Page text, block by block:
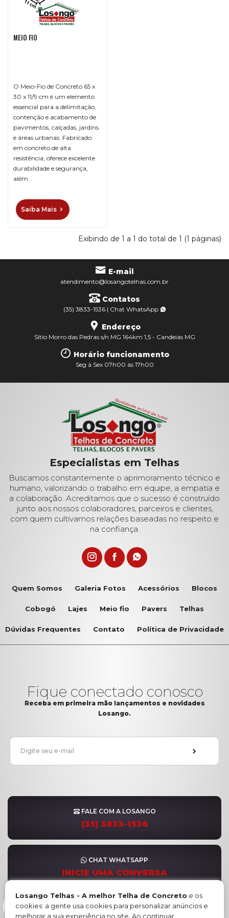
COBOGÓ
LAJES
PAVERS
TELHAS
MEIO FIO
O Meio-Fio de Concreto 65 x
30 x 11/9 cm é um elemento
essencial para a delimitação,
contenção e acabamento de
pavimentos, calçadas, jardins
e áreas urbanas. Fabricado
em concreto de alta
resistência, oferece excelente
durabilidade e segurança,
além ..
Saiba Mais
Exibindo de 1 a 1 do total de 1 (1 páginas)
E-mail
atendimento@losangotelhas.com.br
Contatos
(35) 3833-1536 | Chat WhatsApp
Endereço
Sítio Morro das Pedras s/n MG 164km 1,5 - Candeias MG
Horário funcionamento
Seg à Sex 07h00 às 17h00
Especialistas em Telhas
Buscamos constantemente o aprimoramento técnico e
humano, valorizando o trabalho em equipe, a empatia e
a colaboração. Acreditamos que o sucesso é construído
junto aos nossos colaboradores, parceiros e clientes,
com quem cultivamos relações baseadas no respeito e
na confiança.
Quem Somos Galeria Fotos Acessórios Blocos
Cobogó Lajes Meio fio Pavers Telhas
Dúvidas Frequentes Contato Política de Privacidade
Fique conectado conosco
Receba em primeira mão lançamentos e novidades
Losango.
FALE COM A LOSANGO
(35) 3833-1536
CHAT WHATSAPP
INICIE UMA CONVERSA
FORMULÁRIO DE CONTATO
Losango Telhas - A melhor Telha de Concreto e os
cookies: a gente usa cookies para personalizar anúncios e
melhorar a sua experiência no site. Ao continuar